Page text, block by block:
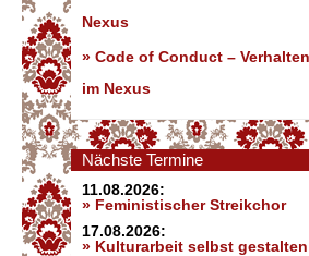
Nexus
» Code of Conduct – Verhalten
im Nexus
Nächste Termine
11.08.2026:
» Feministischer Streikchor
17.08.2026:
» Kulturarbeit selbst gestalten